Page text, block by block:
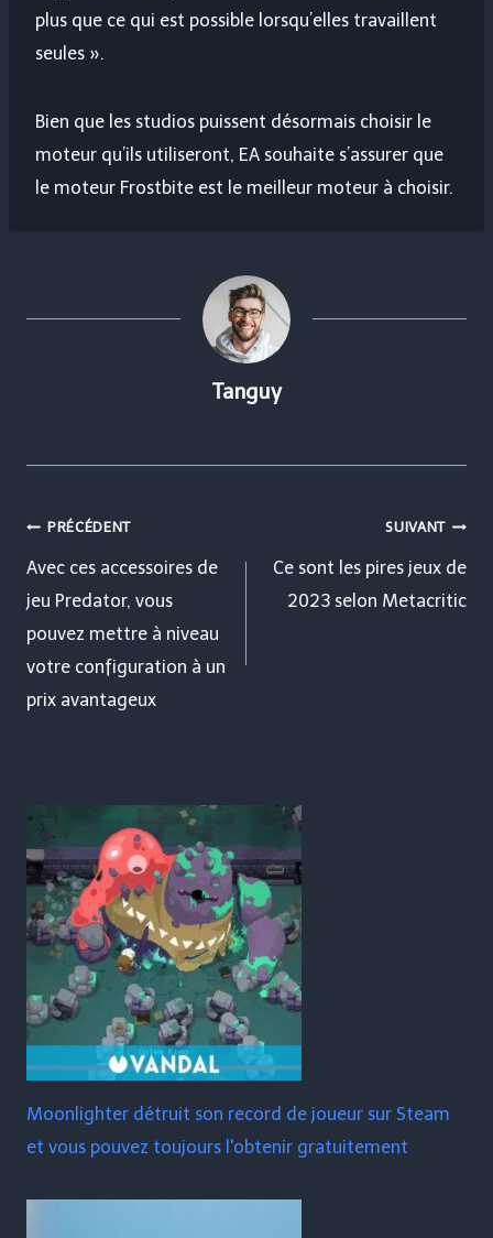
plus que ce qui est possible lorsqu’elles travaillent
seules ».
Bien que les studios puissent désormais choisir le
moteur qu’ils utiliseront, EA souhaite s’assurer que
le moteur Frostbite est le meilleur moteur à choisir.
Tanguy
Navigation
de
l’article
PRÉCÉDENT
Avec ces accessoires de
jeu Predator, vous
pouvez mettre à niveau
votre configuration à un
prix avantageux
SUIVANT
Ce sont les pires jeux de
2023 selon Metacritic
Moonlighter détruit son record de joueur sur Steam
et vous pouvez toujours l'obtenir gratuitement